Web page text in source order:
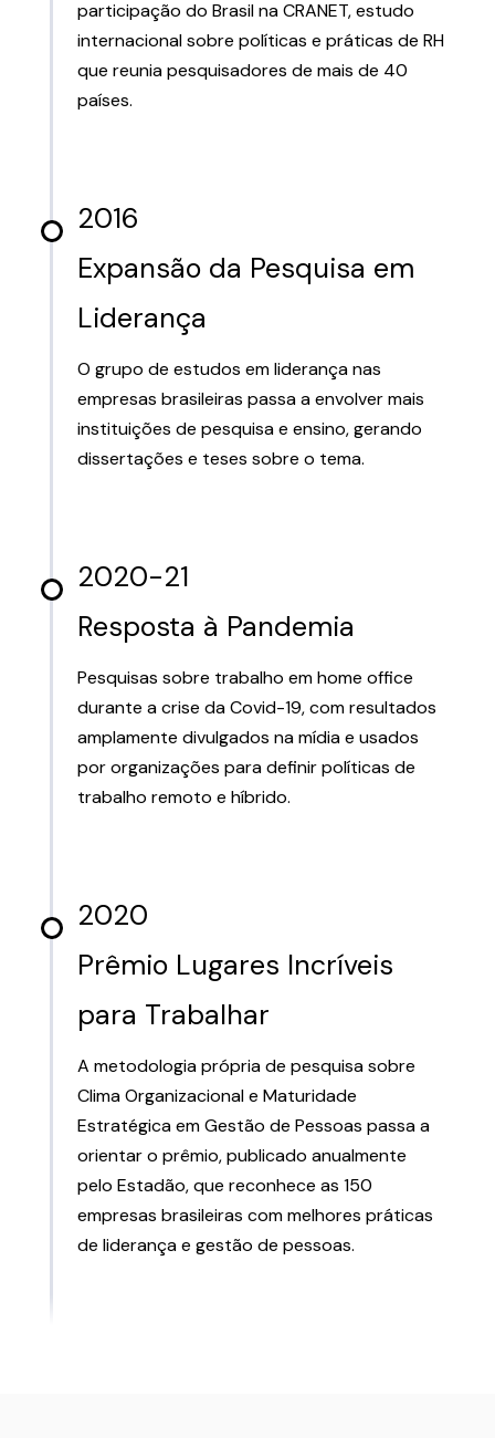
participação do Brasil na CRANET, estudo
internacional sobre políticas e práticas de RH
que reunia pesquisadores de mais de 40
países.
2016
Expansão da Pesquisa em
Liderança
O grupo de estudos em liderança nas
empresas brasileiras passa a envolver mais
instituições de pesquisa e ensino, gerando
dissertações e teses sobre o tema.
2020-21
Resposta à Pandemia
Pesquisas sobre trabalho em home office
durante a crise da Covid-19, com resultados
amplamente divulgados na mídia e usados
por organizações para definir políticas de
trabalho remoto e híbrido.
2020
Prêmio Lugares Incríveis
para Trabalhar
A metodologia própria de pesquisa sobre
Clima Organizacional e Maturidade
Estratégica em Gestão de Pessoas passa a
orientar o prêmio, publicado anualmente
pelo Estadão, que reconhece as 150
empresas brasileiras com melhores práticas
de liderança e gestão de pessoas.